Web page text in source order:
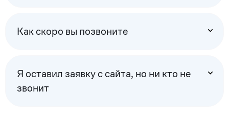
Как скоро вы позвоните
Я оставил заявку с сайта, но ни кто не
звонит